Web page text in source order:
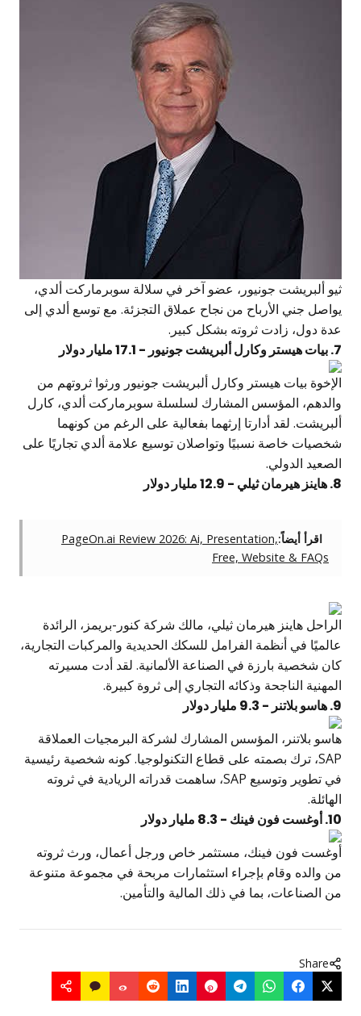
ثيو ألبريشت جونيور، عضو آخر في سلالة سوبرماركت ألدي،
يواصل جني الأرباح من نجاح عملاق التجزئة. مع توسع ألدي إلى
عدة دول، زادت ثروته بشكل كبير.
7. بيات هيستر وكارل ألبريشت جونيور - 17.1 مليار دولار
الإخوة بيات هيستر وكارل ألبريشت جونيور ورثوا ثروتهم من
والدهم، المؤسس المشارك لسلسلة سوبرماركت ألدي، كارل
ألبريشت. لقد أدارتا إرثهما بفعالية على الرغم من كونهما
شخصيات خاصة نسبيًا وتواصلان توسيع علامة ألدي تجاريًا على
الصعيد الدولي.
8. هاينز هيرمان ثيلي - 12.9 مليار دولار
اقرأ أيضاً:PageOn.ai Review 2026: Ai, Presentation,
Free, Website & FAQs
الراحل هاينز هيرمان ثيلي، مالك شركة كنور-بريمز، الرائدة
عالميًا في أنظمة الفرامل للسكك الحديدية والمركبات التجارية،
كان شخصية بارزة في الصناعة الألمانية. لقد أدت مسيرته
المهنية الناجحة وذكائه التجاري إلى ثروة كبيرة.
9. هاسو بلاتنر - 9.3 مليار دولار
هاسو بلاتنر، المؤسس المشارك لشركة البرمجيات العملاقة
SAP، ترك بصمته على قطاع التكنولوجيا. كونه شخصية رئيسية
في تطوير وتوسيع SAP، ساهمت قدراته الريادية في ثروته
الهائلة.
10. أوغست فون فينك - 8.3 مليار دولار
أوغست فون فينك، مستثمر خاص ورجل أعمال، ورث ثروته
من والده وقام بإجراء استثمارات مربحة في مجموعة متنوعة
من الصناعات، بما في ذلك المالية والتأمين.
Share